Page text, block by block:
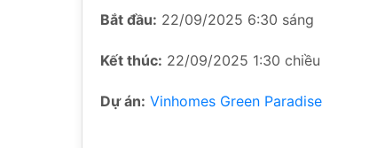
Bắt đầu: 22/09/2025 6:30 sáng
Kết thúc: 22/09/2025 1:30 chiều
Dự án: Vinhomes Green Paradise